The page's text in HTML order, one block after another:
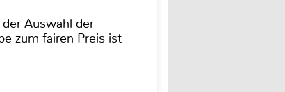
Auswahl der
zum fairen Preis ist